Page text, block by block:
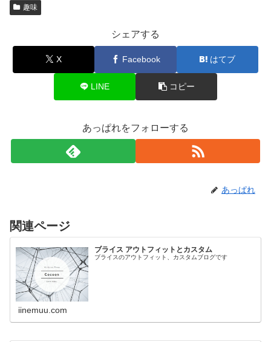
趣味
シェアする
X Facebook はてブ
LINE コピー
あっぱれをフォローする
あっぱれ
関連ページ
ブライス アウトフィットとカスタム
ブライスのアウトフィット、カスタムブログです
iinemuu.com